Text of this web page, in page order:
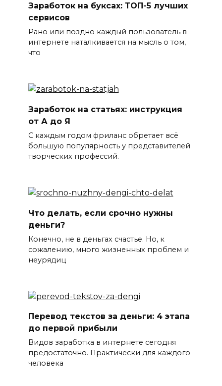
Заработок на буксах: ТОП-5 лучших
сервисов
Рано или поздно каждый пользователь в
интернете наталкивается на мысль о том,
что
Заработок на статьях: инструкция
от А до Я
С каждым годом фриланс обретает всё
большую популярность у представителей
творческих профессий.
Что делать, если срочно нужны
деньги?
Конечно, не в деньгах счастье. Но, к
сожалению, много жизненных проблем и
неурядиц
Перевод текстов за деньги: 4 этапа
до первой прибыли
Видов заработка в интернете сегодня
предостаточно. Практически для каждого
человека